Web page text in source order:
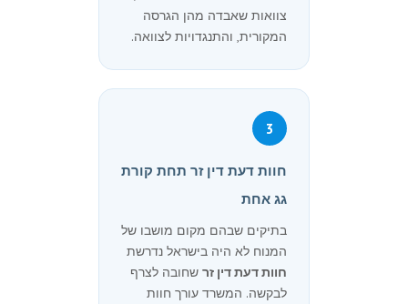
צוואות שאבדה מהן הגרסה
המקורית, והתנגדויות לצוואה.
3
חוות דעת דין זר תחת קורת
גג אחת
בתיקים שבהם מקום מושבו של
המנוח לא היה בישראל נדרשת
חוות דעת דין זר שחובה לצרף
לבקשה. המשרד עורך חוות